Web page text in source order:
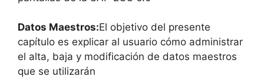
Datos Maestros:El objetivo del presente
capítulo es explicar al usuario cómo administrar
el alta, baja y modificación de datos maestros
que se utilizarán